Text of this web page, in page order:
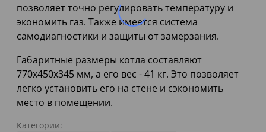
позволяет точно регулировать температуру и
экономить газ. Также имеется система
самодиагностики и защиты от замерзания.
Габаритные размеры котла составляют
770x450x345 мм, а его вес - 41 кг. Это позволяет
легко установить его на стене и сэкономить
место в помещении.
Категории: